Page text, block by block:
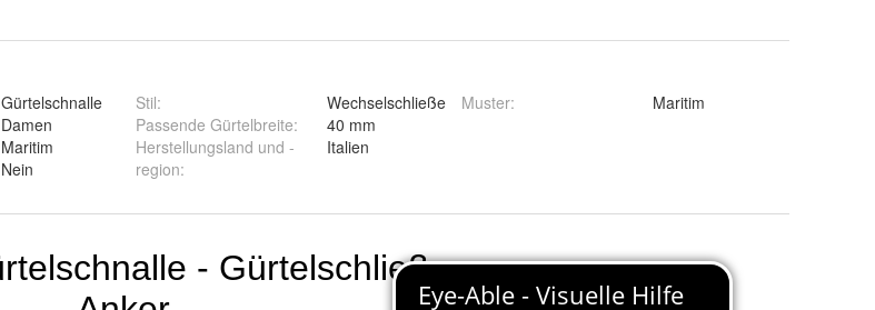
Gürtelschnalle
Damen
Maritim
Nein
Stil:
Wechselschließe
Passende Gürtelbreite:
40 mm
Herstellungsland und -
region:
Italien
Muster: Maritim